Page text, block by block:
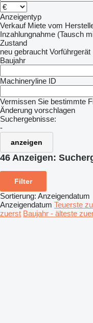
Anzeigentyp
Verkauf Miete vom
Inzahlungnahme (Tausch
Zustand
neu gebraucht Vorführgerät
Baujahr
Machineryline ID
Vermissen Sie bestimmte
Änderung vorschlagen
Suchergebnisse:
-
anzeigen
46 Anzeigen:
Filter
Sortierung: Anzeigendatum
Anzeigendatum Teuerste
zuerst Baujahr - älteste